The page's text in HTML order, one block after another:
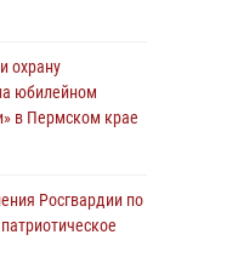
охрану
юбилейном
в Пермском крае
Росгвардии по